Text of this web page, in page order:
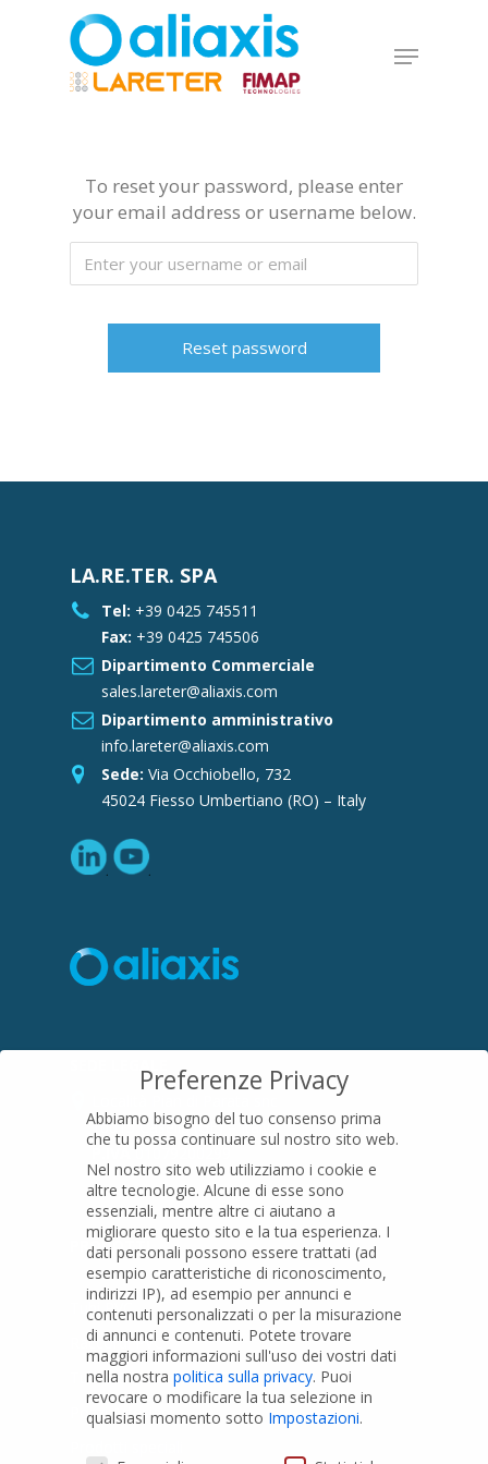
Menu
To reset your password, please enter
your email address or username below.
LA.RE.TER. SPA
Tel: +39 0425 745511
Fax: +39 0425 745506
Dipartimento Commerciale
sales.lareter@aliaxis.com
Dipartimento amministrativo
info.lareter@aliaxis.com
Sede: Via Occhiobello, 732
45024 Fiesso Umbertiano (RO) – Italy
16015 Casella (GE) – Italy
01079200299
PRODOTTI
Tubi PVC
Raccordi PVC
Tubi e Raccordi in PVC-A
Pozzi Artesiani
Preferenze Privacy
Abbiamo bisogno del tuo consenso prima
che tu possa continuare sul nostro sito web.
Nel nostro sito web utilizziamo i cookie e
altre tecnologie. Alcune di esse sono
essenziali, mentre altre ci aiutano a
migliorare questo sito e la tua esperienza. I
dati personali possono essere trattati (ad
esempio caratteristiche di riconoscimento,
indirizzi IP), ad esempio per annunci e
contenuti personalizzati o per la misurazione
di annunci e contenuti. Potete trovare
maggiori informazioni sull'uso dei vostri dati
nella nostra politica sulla privacy. Puoi
revocare o modificare la tua selezione in
qualsiasi momento sotto Impostazioni.
Preferenze Privacy